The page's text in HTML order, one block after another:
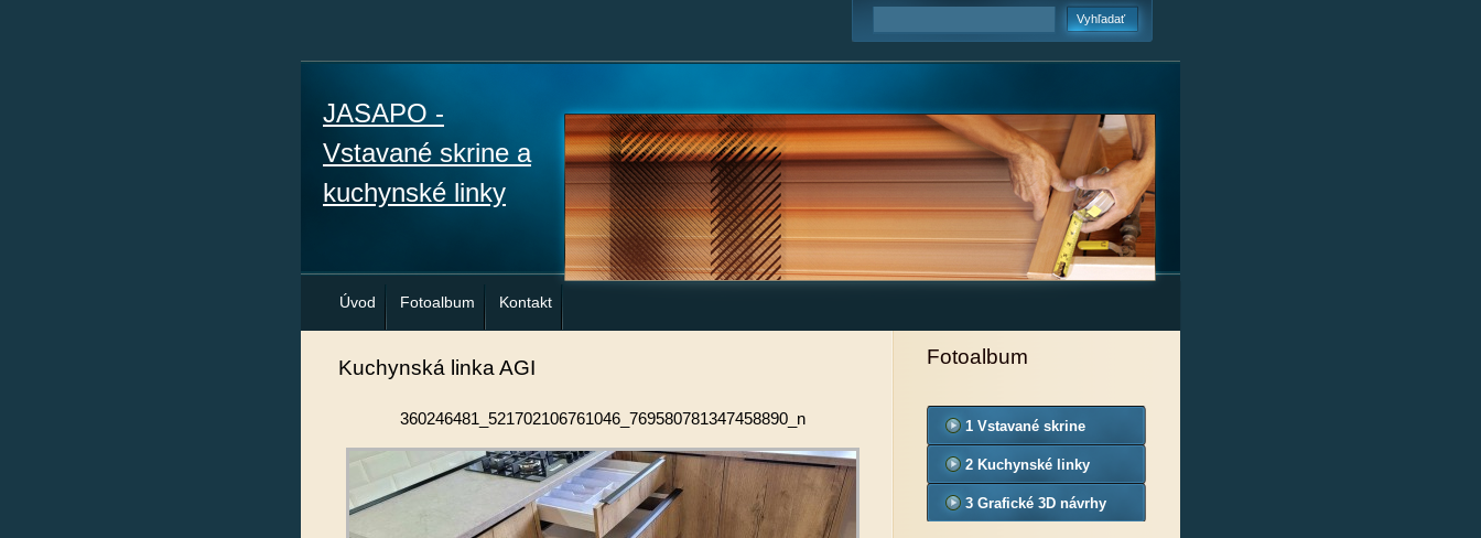
JASAPO -
Vstavané skrine a
kuchynské linky
Úvod Fotoalbum Kontakt
Kuchynská linka AGI
360246481_521702106761046_769580781347458890_n
Fotoalbum
1 Vstavané skrine
2 Kuchynské linky
3 Grafické 3D návrhy